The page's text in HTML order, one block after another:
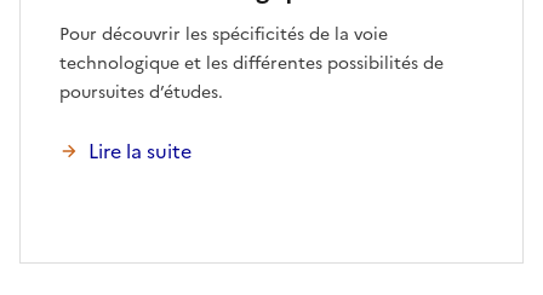
Pour découvrir les spécificités de la voie
technologique et les différentes possibilités de
poursuites d’études.
Lire la suite